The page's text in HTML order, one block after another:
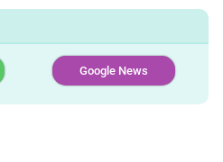
Google News